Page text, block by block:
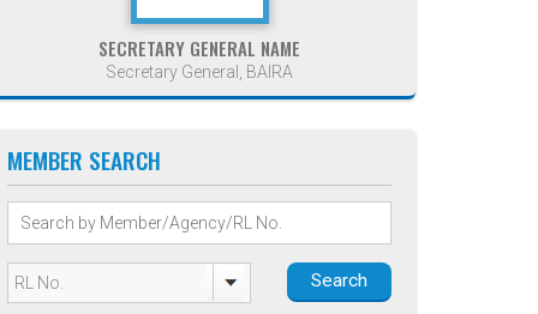
SECRETARY GENERAL NAME
Secretary General, BAIRA
MEMBER SEARCH
Search